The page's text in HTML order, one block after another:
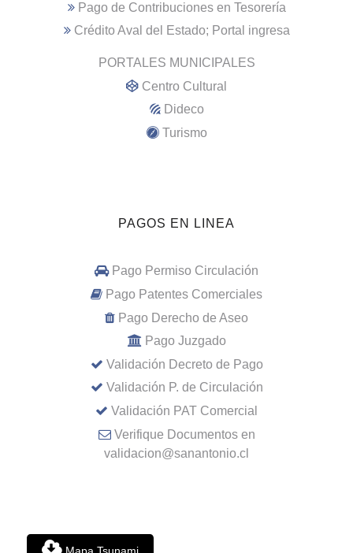
Pago de Contribuciones en Tesorería
Crédito Aval del Estado; Portal ingresa
PORTALES MUNICIPALES
Centro Cultural
Dideco
Turismo
PAGOS EN LINEA
Pago Permiso Circulación
Pago Patentes Comerciales
Pago Derecho de Aseo
Pago Juzgado
Validación Decreto de Pago
Validación P. de Circulación
Validación PAT Comercial
Verifique Documentos en
validacion@sanantonio.cl